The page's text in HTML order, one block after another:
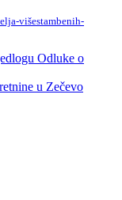
višestambenih-
Odluke o
u Zečevo